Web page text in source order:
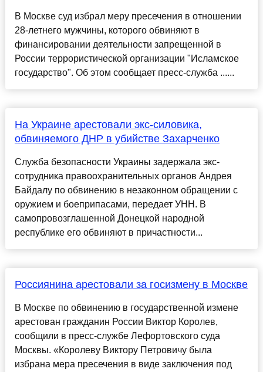
В Москве суд избрал меру пресечения в отношении
28-летнего мужчины, которого обвиняют в
финансировании деятельности запрещенной в
России террористической организации "Исламское
государство". Об этом сообщает пресс-служба ......
На Украине арестовали экс-силовика,
обвиняемого ДНР в убийстве Захарченко
Служба безопасности Украины задержала экс-
сотрудника правоохранительных органов Андрея
Байдалу по обвинению в незаконном обращении с
оружием и боеприпасами, передает УНН. В
самопровозглашенной Донецкой народной
республике его обвиняют в причастности...
Россиянина арестовали за госизмену в Москве
В Москве по обвинению в государственной измене
арестован гражданин России Виктор Королев,
сообщили в пресс-службе Лефортовского суда
Москвы. «Королеву Виктору Петровичу была
избрана мера пресечения в виде заключения под